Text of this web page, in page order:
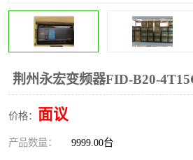
荆州永宏变频器FID-B20-
价格： 面议
产品数量： 9999.00台